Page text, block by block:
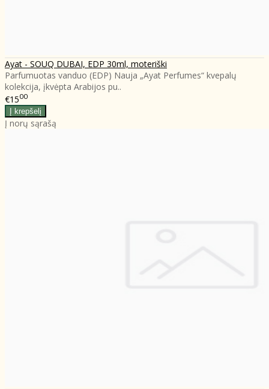
Ayat - SOUQ DUBAI, EDP 30ml, moteriški
Parfumuotas vanduo (EDP) Nauja „Ayat Perfumes“ kvepalų
kolekcija, įkvėpta Arabijos pu..
€1500
Į norų sąrašą